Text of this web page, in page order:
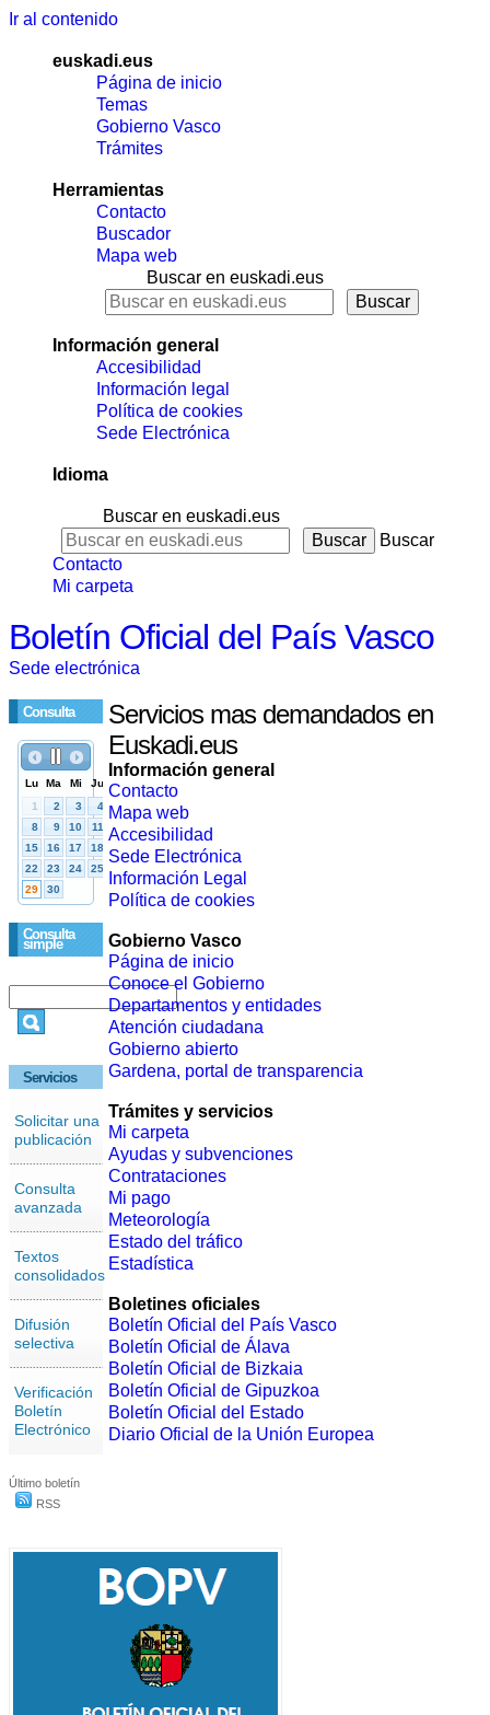
Ir al contenido
euskadi.eus
Página de inicio
Temas
Gobierno Vasco
Trámites
Herramientas
Contacto
Buscador
Mapa web
Buscar en euskadi.eus
Información general
Accesibilidad
Información legal
Política de cookies
Sede Electrónica
Idioma
Buscar en euskadi.eus
Buscar
Contacto
Mi carpeta
Boletín Oficial del País Vasco
Sede electrónica
Consulta
Consulta
simple
Servicios
Solicitar una
publicación
Consulta
avanzada
Textos
consolidados
Difusión
selectiva
Verificación
Boletín
Electrónico
Último boletín
RSS
Servicios mas demandados en
Euskadi.eus
Información general
Contacto
Mapa web
Accesibilidad
Sede Electrónica
Información Legal
Política de cookies
Gobierno Vasco
Página de inicio
Conoce el Gobierno
Departamentos y entidades
Atención ciudadana
Gobierno abierto
Gardena, portal de transparencia
Trámites y servicios
Mi carpeta
Ayudas y subvenciones
Contrataciones
Mi pago
Meteorología
Estado del tráfico
Estadística
Boletines oficiales
Boletín Oficial del País Vasco
Boletín Oficial de Álava
Boletín Oficial de Bizkaia
Boletín Oficial de Gipuzkoa
Boletín Oficial del Estado
Diario Oficial de la Unión Europea